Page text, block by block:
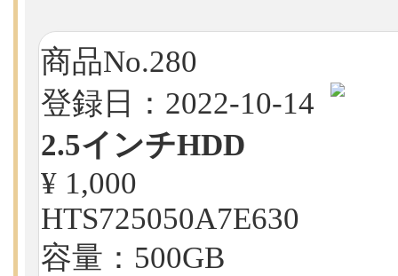
商品No.280
登録日：2022-10-14
2.5インチHDD
¥ 1,000
HTS725050A7E630
容量：500GB